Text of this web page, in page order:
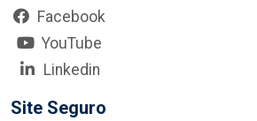
Facebook
YouTube
Linkedin
Site Seguro